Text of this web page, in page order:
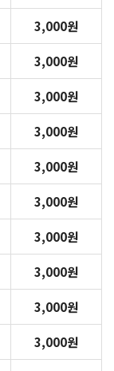
3,000원
3,000원
3,000원
3,000원
3,000원
3,000원
3,000원
3,000원
3,000원
3,000원